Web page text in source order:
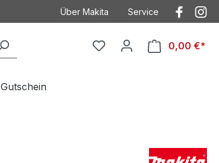
Über Makita Service
Kontakt mit Makita
0,00 €*
Gutschein